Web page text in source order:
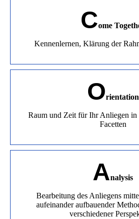
Come
Kennenlernen, Klärung der
Orientation
Raum und Zeit für Ihr Anliegen in
Facetten
Analysis
Bearbeitung des Anliegens
aufeinander aufbauender
verschiedener